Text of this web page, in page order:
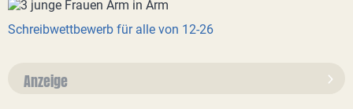
Schreibwettbewerb für alle von 12-26
Anzeige